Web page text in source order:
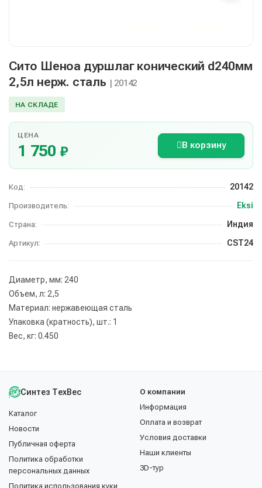
Сито Шеноа дуршлаг конический d240мм
2,5л нерж. сталь | 20142
НА СКЛАДЕ
ЦЕНА
1 750 ₽ В корзину
Код: 20142
Производитель: Eksi
Страна: Индия
Артикул: CST24
Диаметр, мм: 240
Объем, л: 2,5
Материал: нержавеющая сталь
Упаковка (кратность), шт.: 1
Вес, кг: 0.450
Синтез ТехВес
Каталог
Новости
Публичная оферта
Политика обработки
персональных данных
Политика использования куки
О компании
Информация
Оплата и возврат
Условия доставки
Наши клиенты
3D-тур